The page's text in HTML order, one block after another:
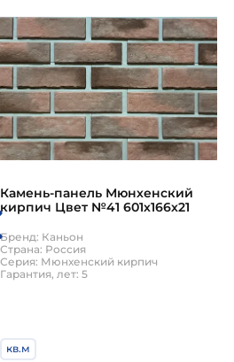
Камень-панель Мюнхенский
кирпич Цвет №41 601х166х21
Бренд: Каньон
Страна: Россия
Серия: Мюнхенский кирпич
Гарантия, лет: 5
кв.м